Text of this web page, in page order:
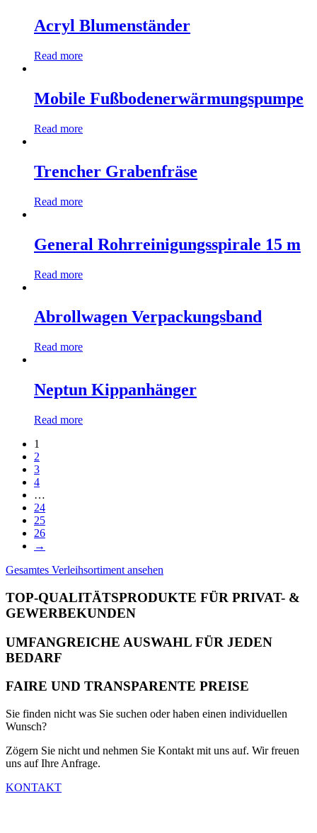
Acryl Blumenständer
Read more
Mobile Fußbodenerwärmungspumpe
Read more
Trencher Grabenfräse
Read more
General Rohrreinigungsspirale 15 m
Read more
Abrollwagen Verpackungsband
Read more
Neptun Kippanhänger
Read more
1
2
3
4
…
24
25
26
→
Gesamtes Verleihsortiment ansehen
TOP-QUALITÄTSPRODUKTE FÜR PRIVAT- &
GEWERBEKUNDEN
UMFANGREICHE AUSWAHL FÜR JEDEN
BEDARF
FAIRE UND TRANSPARENTE PREISE
Sie finden nicht was Sie suchen oder haben einen individuellen
Wunsch?
Zögern Sie nicht und nehmen Sie Kontakt mit uns auf. Wir freuen
uns auf Ihre Anfrage.
KONTAKT